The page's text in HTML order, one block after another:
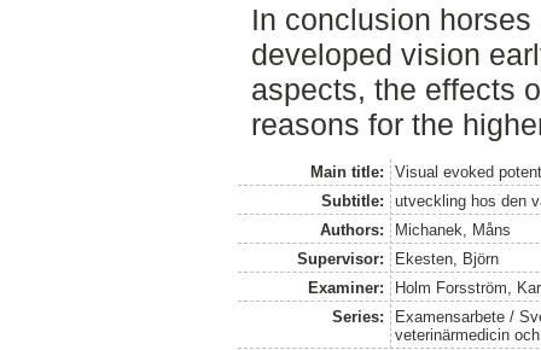
In conclusion
developed vision
aspects, the effects
reasons for the
Main title:
Visual evoked
Subtitle:
utveckling hos den
Authors:
Michanek, Måns
Supervisor:
Ekesten, Björn
Examiner:
Holm Forsström,
Series:
Examensarbete /
veterinärmedicin